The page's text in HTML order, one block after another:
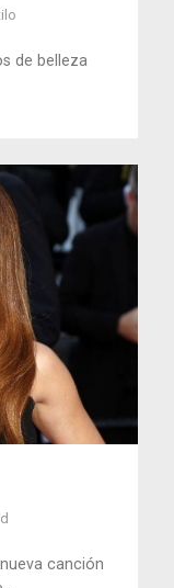
de belleza
canción